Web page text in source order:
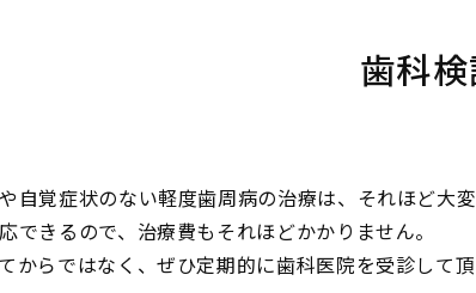
歯科
自覚症状のない軽度歯周病の治療は、それほど大変
できるので、治療費もそれほどかかりません。
からではなく、ぜひ定期的に歯科医院を受診して頂